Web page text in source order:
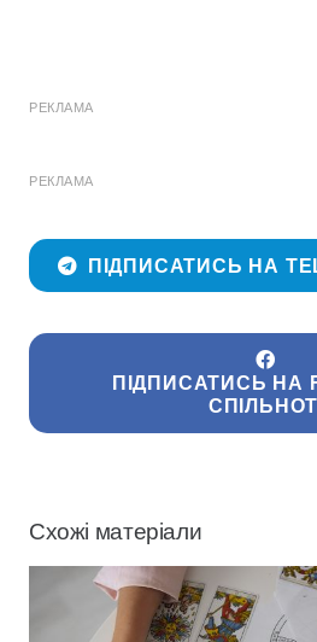
РЕКЛАМА
РЕКЛАМА
ПІДПИСАТИСЬ НА
ПІДПИСАТИСЬ НА
Схожі матеріали